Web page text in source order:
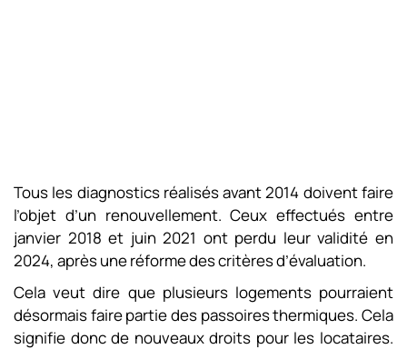
Tous les diagnostics réalisés avant 2014 doivent faire
l’objet d’un renouvellement. Ceux effectués entre
janvier 2018 et juin 2021 ont perdu leur validité en
2024, après une réforme des critères d’évaluation.
Cela veut dire que plusieurs logements pourraient
désormais faire partie des passoires thermiques. Cela
signifie donc de nouveaux droits pour les locataires.